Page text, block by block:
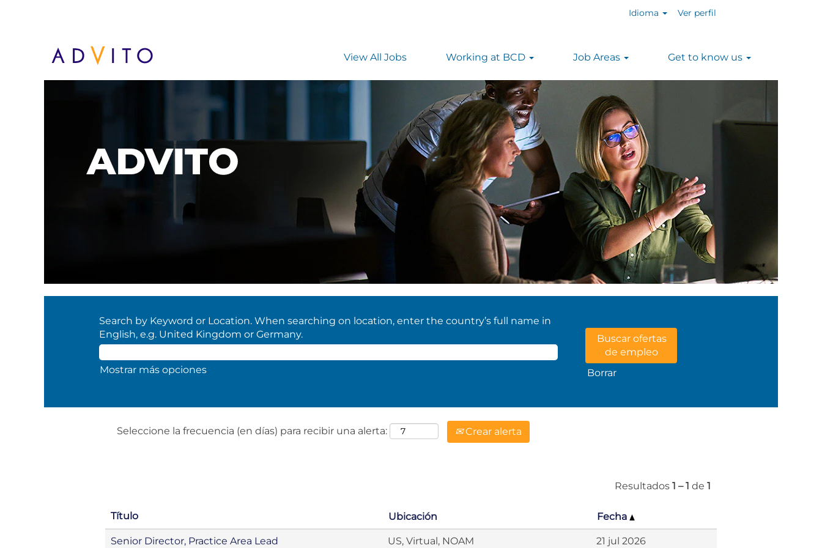
Idioma Ver perfil
View All Jobs Working at BCD Job Areas Get to know us
Search by Keyword or Location. When searching on location, enter the country’s full name in
English, e.g. United Kingdom or Germany.
Mostrar más opciones Borrar
Seleccione la frecuencia (en días) para recibir una alerta: Crear alerta
Resultados 1 – 1 de 1
Título Ubicación Fecha
Senior Director, Practice Area Lead US, Virtual, NOAM 21 jul 2026